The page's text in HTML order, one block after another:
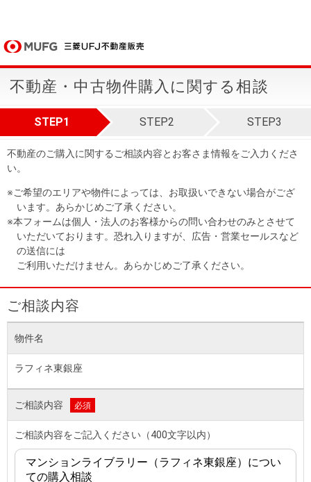
不動産・中古物件購入に関する相談
STEP1 STEP2 STEP3
不動産のご購入に関するご相談内容とお客さま情報をご入力くださ
い。
※ご希望のエリアや物件によっては、お取扱いできない場合がござ
います。あらかじめご了承ください。
※本フォームは個人・法人のお客様からの問い合わせのみとさせて
いただいております。恐れ入りますが、広告・営業セールスなど
の送信には
ご利用いただけません。あらかじめご了承ください。
ご相談内容
物件名
ラフィネ東銀座
ご相談内容 必須
ご相談内容をご記入ください（400文字以内）